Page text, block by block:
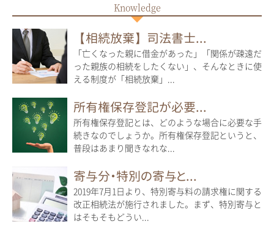
【相続放棄】司法書士...
「亡くなった親に借金があった」「関係が疎遠だ
った親族の相続をしたくない」、そんなときに使
える制度が「相続放棄」...
所有権保存登記が必要...
所有権保存登記とは、どのような場合に必要な手
続きなのでしょうか。所有権保存登記というと、
普段はあまり聞きなれな...
寄与分・特別の寄与と...
2019年7月1日より、特別寄与料の請求権に関する
改正相続法が施行されました。まず、特別寄与と
はそもそもどうい...